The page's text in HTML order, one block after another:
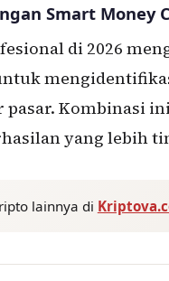
Smart Money
di 2026
pasar. Kombinasi
yang lebih
lainnya di